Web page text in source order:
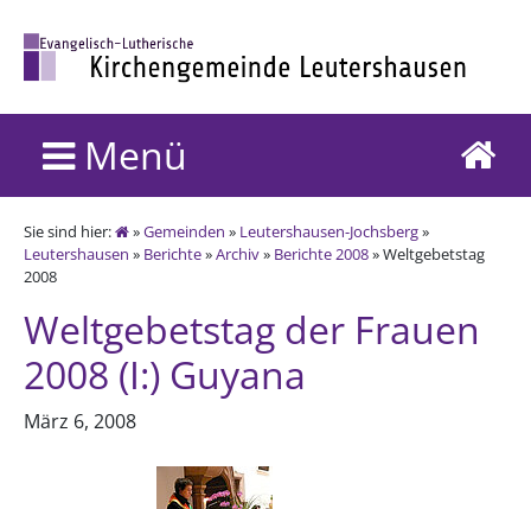
Menü
Sie sind hier: »Gemeinden » Leutershausen-Jochsberg»
Leutershausen » Berichte»Archiv» Berichte 2008» Weltgebetstag
2008
Weltgebetstag der Frauen
2008 (I:) Guyana
März 6, 2008